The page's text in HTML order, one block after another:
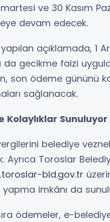
ve 30 Kasım
devam edecek.
açıklamada, 1
gecikme faizi
son ödeme gününü
sağlanacak.
Kolaylıklar Sunuluyor
belediye
Ayrıca Toroslar
bld.gov.tr
yapma imkânı da
ödemeler, e-